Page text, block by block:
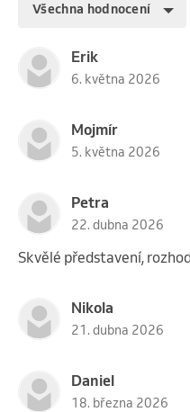
Všechna hodnocení
Erik
6. května 2026
Mojmír
5. května 2026
Petra
22. dubna 2026
Skvělé představení,
Nikola
21. dubna 2026
Daniel
18. března 2026